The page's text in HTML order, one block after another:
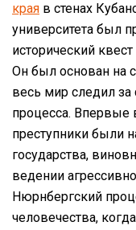
края в стенах
университета был
исторический
Он был основан на
весь мир следил
процесса. Впервые
преступники были
государства,
ведении
Нюрнбергский
человечества,